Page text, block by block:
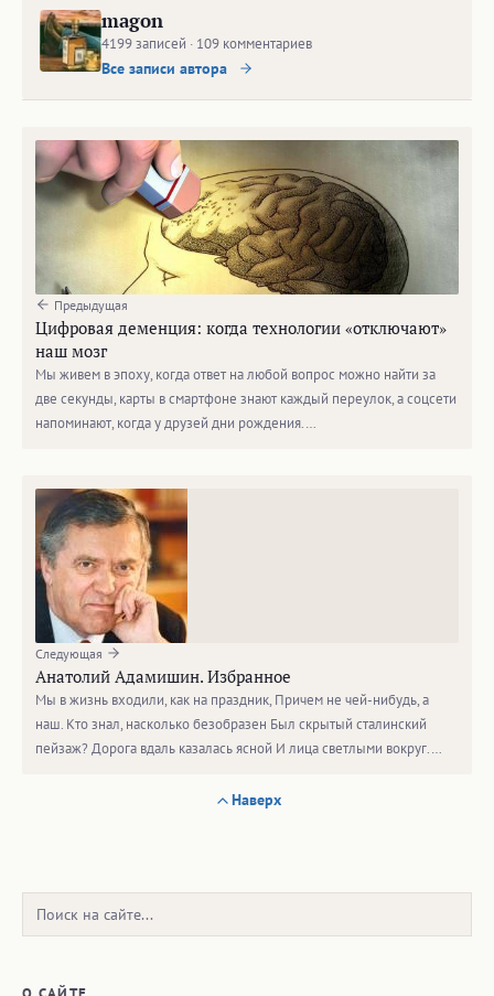
magon
4199 записей · 109 комментариев
Все записи автора
Предыдущая
Цифровая деменция: когда технологии «отключают»
наш мозг
Мы живем в эпоху, когда ответ на любой вопрос можно найти за
две секунды, карты в смартфоне знают каждый переулок, а соцсети
напоминают, когда у друзей дни рождения.…
Следующая
Анатолий Адамишин. Избранное
Мы в жизнь входили, как на праздник, Причем не чей-нибудь, а
наш. Кто знал, насколько безобразен Был скрытый сталинский
пейзаж? Дорога вдаль казалась ясной И лица светлыми вокруг.…
Наверх
Поиск: